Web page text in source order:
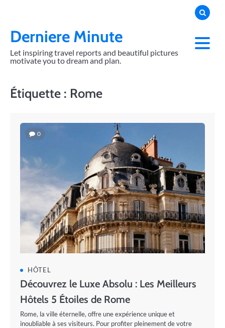
contentDerniere Minute
Let inspiring travel reports and beautiful pictures
motivate you to dream and plan.
Étiquette : Rome
0
HÔTEL
Découvrez le Luxe Absolu : Les Meilleurs
Hôtels 5 Étoiles de Rome
Rome, la ville éternelle, offre une expérience unique et
inoubliable à ses visiteurs. Pour profiter pleinement de votre